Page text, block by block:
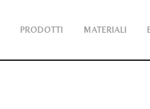
PRODOTTI MATERIALI